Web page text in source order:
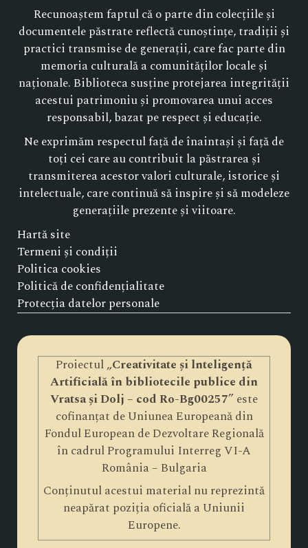
Recunoaștem faptul că o parte din colecțiile și
documentele păstrate reflectă cunoștințe, tradiții și
practici transmise de generații, care fac parte din
memoria culturală a comunităților locale și
naționale. Biblioteca susține protejarea integrității
acestui patrimoniu și promovarea unui acces
responsabil, bazat pe respect și educație.
Ne exprimăm respectul față de înaintași și față de
toți cei care au contribuit la păstrarea și
transmiterea acestor valori culturale, istorice și
intelectuale, care continuă să inspire și să modeleze
generațiile prezente și viitoare.
Hartă site
Termeni și condiții
Politica cookies
Politică de confidențialitate
Protecția datelor personale
Proiectul „Creativitate și lnteligență
Artificială în bibliotecile publice din
Vratsa și Dolj – cod Ro-Bg00257” este
cofinanțat de Uniunea Europeană din
Fondul European de Dezvoltare Regională
în cadrul Programului Interreg VI-A
România – Bulgaria
Conținutul acestui material nu reprezintă
neapărat poziția oficială a Uniunii
Europene.